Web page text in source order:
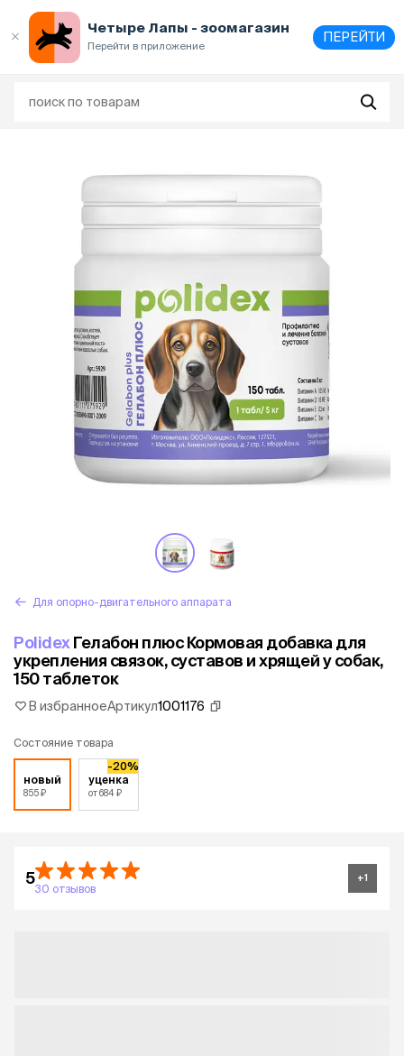
Четыре Лапы - зоомагазин
Перейти в приложение
ПЕРЕЙТИ
Для опорно-двигательного аппарата
PolidexГелабон плюс Кормовая добавка для
укрепления связок, суставов и хрящей у собак,
150 таблеток
В избранноеАртикул1001176
Состояние товара
новый
855 ₽
уценка
от 684 ₽
-20%
5
30 отзывов
+1